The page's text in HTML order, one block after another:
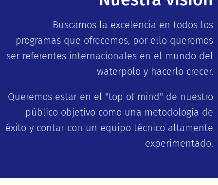
Buscamos la excelencia en todos los
programas que ofrecemos, por ello queremos
ser referentes internacionales en el mundo del
waterpolo y hacerlo crecer.
Queremos estar en el "top of mind" de nuestro
público objetivo como una metodología de
éxito y contar con un equipo técnico altamente
experimentado.